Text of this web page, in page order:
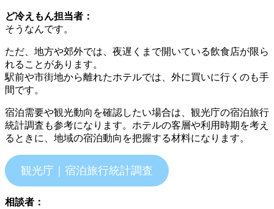
ど冷えもん担当者：
そうなんです。
ただ、地方や郊外では、夜遅くまで開いている飲食店が限ら
れることがあります。
駅前や市街地から離れたホテルでは、外に買いに行くのも手
間です。
宿泊需要や観光動向を確認したい場合は、観光庁の宿泊旅行
統計調査も参考になります。ホテルの客層や利用時期を考え
るときに、地域の宿泊動向を把握する材料になります。
観光庁｜宿泊旅行統計調査
相談者：